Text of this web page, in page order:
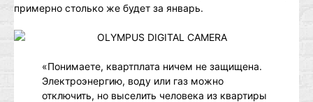
примерно столько же будет за январь.
«Понимаете, квартплата ничем не защищена.
Электроэнергию, воду или газ можно
отключить, но выселить человека из квартиры